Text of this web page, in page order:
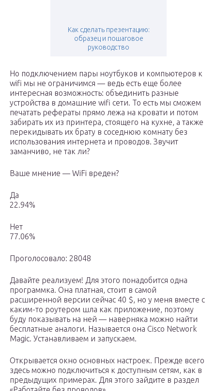
Как сделать презентацию:
образец и пошаговое
руководство
Но подключением пары ноутбуков и компьютеров к
wifi мы не ограничимся — ведь есть еще более
интересная возможность: объединить разные
устройства в домашние wifi сети. То есть мы сможем
печатать рефераты прямо лежа на кровати и потом
забирать их из принтера, стоящего на кухне, а также
перекидывать их брату в соседнюю комнату без
использования интернета и проводов. Звучит
заманчиво, не так ли?
Ваше мнение — WiFi вреден?
Да
22.94%
Нет
77.06%
Проголосовало: 28048
Давайте реализуем! Для этого понадобится одна
программка. Она платная, стоит в самой
расширенной версии сейчас 40 $, но у меня вместе с
каким-то роутером шла как приложение, поэтому
буду показывать на ней — наверняка можно найти
бесплатные аналоги. Называется она Cisco Network
Magic. Устанавливаем и запускаем.
Открывается окно основных настроек. Прежде всего
здесь можно подключиться к доступным сетям, как в
предыдущих примерах. Для этого зайдите в раздел